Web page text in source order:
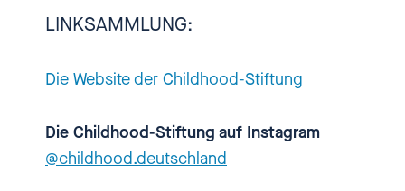
eine beschützte, liebevolle und
Gewalt. Ja klar, sagt da jeder.
eine Selbstverständlichkeit. Für
einen besseren Kinderschutz
LINKSAMMLUNG:
Die Website der Childhood-Stiftung
Die Childhood-Stiftung auf Instagram
@childhood.deutschland